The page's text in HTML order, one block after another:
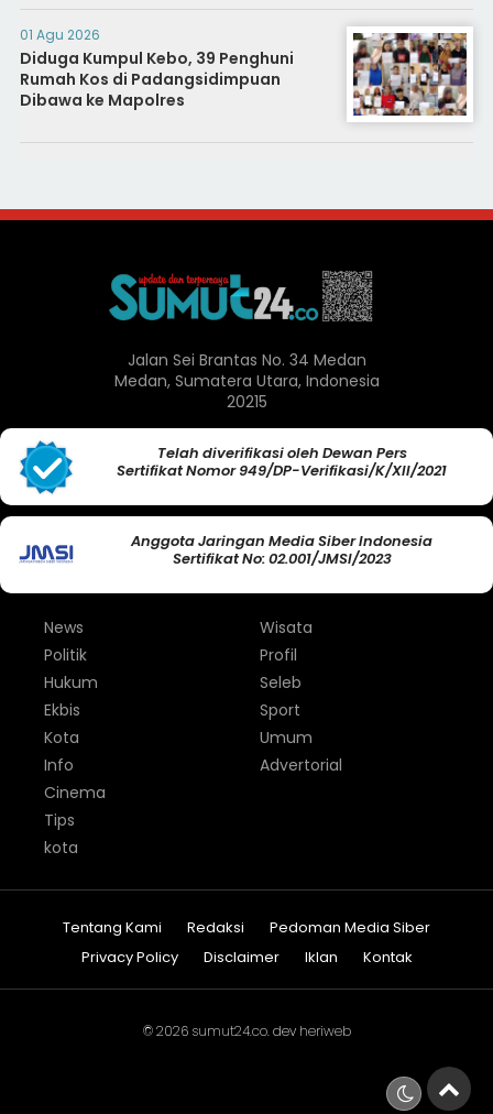
01 Agu 2026
Diduga Kumpul Kebo, 39 Penghuni
Rumah Kos di Padangsidimpuan
Dibawa ke Mapolres
Jalan Sei Brantas No. 34 Medan
Medan, Sumatera Utara, Indonesia
20215
Telah diverifikasi oleh Dewan Pers
Sertifikat Nomor 949/DP-Verifikasi/K/XII/2021
Anggota Jaringan Media Siber Indonesia
Sertifikat No: 02.001/JMSI/2023
News
Politik
Hukum
Ekbis
Kota
Info
Wisata
Profil
Seleb
Sport
Umum
Advertorial
Cinema
Tips
kota
Tentang Kami Redaksi
Pedoman Media Siber
Privacy Policy
Disclaimer Iklan Kontak
© 2026 sumut24.co. dev heriweb